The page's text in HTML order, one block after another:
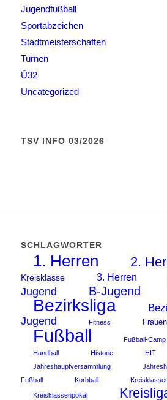
Jugendfußball
Sportabzeichen
Stadtmeisterschaften
Turnen
Ü32
Uncategorized
TSV INFO 03/2026
SCHLAGWÖRTER
1. Herren 2.
Kreisklasse
3. Herren
Jugend
B-Jugend
Bezirksliga
Jugend
Fitness Frauen
Fußball Fußball-Camp
Handball
Historie
HIT
Jahreshauptversammlung
Fußball
Korbball
Kreisklassenpokal